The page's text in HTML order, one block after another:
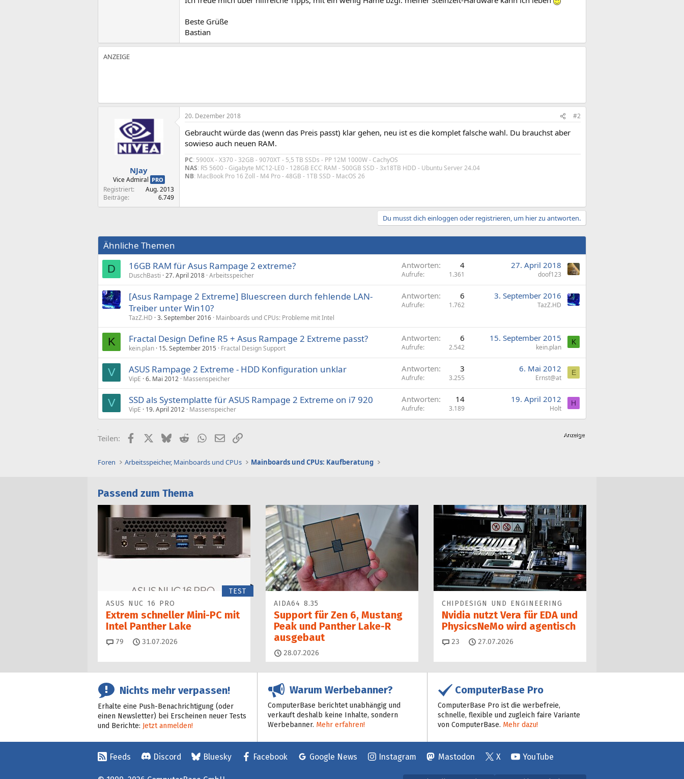
Beste Grüße
Bastian
NJay
Vice Admiral PRO
Registriert
Aug. 2013
Beiträge
6.749
20. Dezember 2018 #2
Gebraucht würde das (wenn das Preis passt) klar gehen, neu ist es die komplet falsche wahl. Du brauchst aber
sowieso auch neuen RAM.
PC: 5900X - X370 - 32GB - 9070XT - 5,5 TB SSDs - PP 12M 1000W - CachyOS
NAS: R5 5600 - Gigabyte MC12-LE0 - 128GB ECC RAM - 500GB SSD - 3x18TB HDD - Ubuntu Server 24.04
NB: MacBook Pro 16 Zoll - M4 Pro - 48GB - 1TB SSD - MacOS 26
Du musst dich einloggen oder registrieren, um hier zu antworten.
Ähnliche Themen
D 16GB RAM für Asus Rampage 2 extreme?
DuschBasti 27. April 2018 Arbeitsspeicher
Antworten 4
Aufrufe 1.361
27. April 2018
doof123
[Asus Rampage 2 Extreme] Bluescreen durch fehlende LAN-
Treiber unter Win10?
TazZ.HD 3. September 2016 Mainboards und CPUs: Probleme mit Intel
Antworten 6
Aufrufe 1.762
3. September 2016
TazZ.HD
K Fractal Design Define R5 + Asus Rampage 2 Extreme passt?
kein.plan 15. September 2015 Fractal Design Support
Antworten 6
Aufrufe 2.542
15. September 2015
kein.plan
K
V ASUS Rampage 2 Extreme - HDD Konfiguration unklar
VipE 6. Mai 2012 Massenspeicher
Antworten 3
Aufrufe 3.255
6. Mai 2012
Ernst@at
E
V SSD als Systemplatte für ASUS Rampage 2 Extreme on i7 920
VipE 19. April 2012 Massenspeicher
Antworten 14
Aufrufe 3.189
19. April 2012
Holt
H
Teilen: FacebookX (Twitter)
BlueskyRedditWhatsApp
E-MailLink
Foren Arbeitsspeicher, Mainboards und CPUs Mainboards und CPUs: Kaufberatung
Passend zum Thema
TEST
ASUS NUC 16 PRO
Extrem schneller Mini-PC mit
Intel Panther Lake
79 Kommentare
31.07.2026
AIDA64 8.35
Support für Zen 6, Mustang
Peak und Panther Lake-R
ausgebaut
28.07.2026
CHIPDESIGN UND ENGINEERING
Nvidia nutzt Vera für EDA und
PhysicsNeMo wird agentisch
23 Kommentare
27.07.2026
Nichts mehr verpassen!
Erhalte eine Push-Benachrichtigung (oder
einen Newsletter) bei Erscheinen neuer Tests
und Berichte: Jetzt anmelden!
Warum Werbebanner?
ComputerBase berichtet unabhängig und
verkauft deshalb keine Inhalte, sondern
Werbebanner. Mehr erfahren!
ComputerBase Pro
ComputerBase Pro ist die werbefreie,
schnelle, flexible und zugleich faire Variante
von ComputerBase. Mehr dazu!
Feeds Discord Bluesky Facebook Google News Instagram Mastodon X YouTube